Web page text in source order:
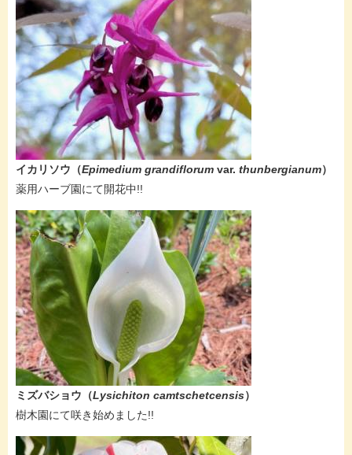
イカリソウ（Epimedium grandiflorum var. thunbergianum）
​薬用ハーブ園にて開花中!!
ミズバショウ（Lysichiton camtschetcensis）
​樹木園にて咲き始めました!!